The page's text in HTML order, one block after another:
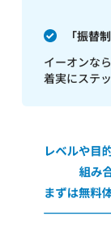
「振替
イーオンな
着実にステ